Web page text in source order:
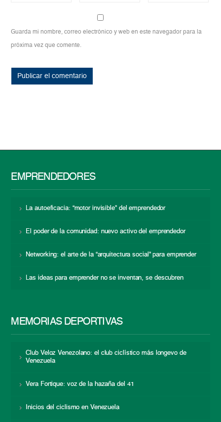
Guarda mi nombre, correo electrónico y web en este navegador para la
próxima vez que comente.
EMPRENDEDORES
La autoeficacia: “motor invisible” del emprendedor
El poder de la comunidad: nuevo activo del emprendedor
Networking: el arte de la “arquitectura social” para emprender
Las ideas para emprender no se inventan, se descubren
MEMORIAS DEPORTIVAS
Club Veloz Venezolano: el club ciclístico más longevo de
Venezuela
Vera Fortique: voz de la hazaña del 41
Inicios del ciclismo en Venezuela